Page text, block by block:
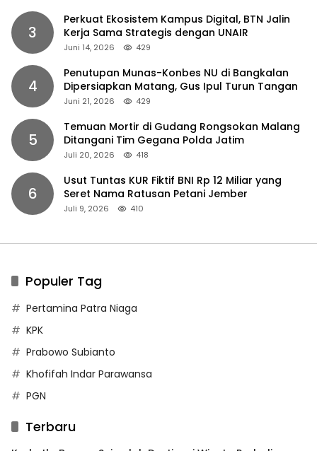
3
Perkuat Ekosistem Kampus Digital, BTN Jalin
Kerja Sama Strategis dengan UNAIR
Juni 14, 2026 429
4
Penutupan Munas-Konbes NU di Bangkalan
Dipersiapkan Matang, Gus Ipul Turun Tangan
Juni 21, 2026 429
5
Temuan Mortir di Gudang Rongsokan Malang
Ditangani Tim Gegana Polda Jatim
Juli 20, 2026 418
6
Usut Tuntas KUR Fiktif BNI Rp 12 Miliar yang
Seret Nama Ratusan Petani Jember
Juli 9, 2026 410
Populer Tag
Pertamina Patra Niaga
KPK
Prabowo Subianto
Khofifah Indar Parawansa
PGN
Terbaru